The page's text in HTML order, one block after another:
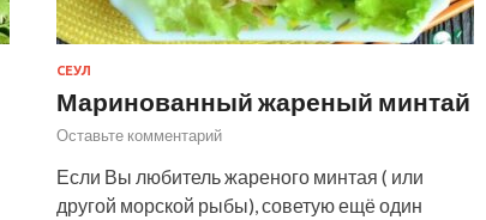
СЕУЛ
Маринованный жареный минтай
Оставьте комментарий
Если Вы любитель жареного минтая ( или
другой морской рыбы), советую ещё один